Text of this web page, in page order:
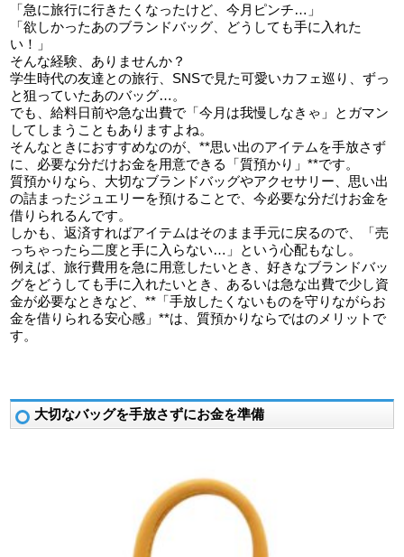
「急に旅行に行きたくなったけど、今月ピンチ…」
「欲しかったあのブランドバッグ、どうしても手に入れた
い！」
そんな経験、ありませんか？
学生時代の友達との旅行、SNSで見た可愛いカフェ巡り、ずっ
と狙っていたあのバッグ…。
でも、給料日前や急な出費で「今月は我慢しなきゃ」とガマン
してしまうこともありますよね。
そんなときにおすすめなのが、**思い出のアイテムを手放さず
に、必要な分だけお金を用意できる「質預かり」**です。
質預かりなら、大切なブランドバッグやアクセサリー、思い出
の詰まったジュエリーを預けることで、今必要な分だけお金を
借りられるんです。
しかも、返済すればアイテムはそのまま手元に戻るので、「売
っちゃったら二度と手に入らない…」という心配もなし。
例えば、旅行費用を急に用意したいとき、好きなブランドバッ
グをどうしても手に入れたいとき、あるいは急な出費で少し資
金が必要なときなど、**「手放したくないものを守りながらお
金を借りられる安心感」**は、質預かりならではのメリットで
す。
大切なバッグを手放さずにお金を準備